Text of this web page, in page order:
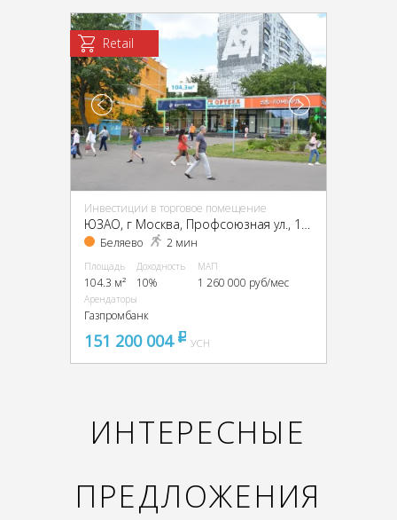
Retail
Инвестиции в торговое помещение
ЮЗАО, г Москва, Профсоюзная ул., 104/47
Беляево 2 мин
Площадь
104.3 м²
Доходность
10%
МАП
1 260 000 руб/мес
Арендаторы
Газпромбанк
151 200 004 pуб
УСН
ИНТЕРЕСНЫЕ
ПРЕДЛОЖЕНИЯ